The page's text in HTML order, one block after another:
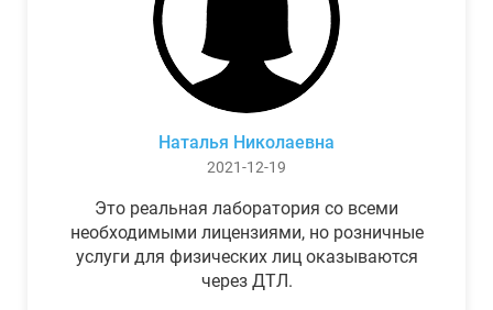
Наталья Николаевна
2021-12-19
Это реальная лаборатория со всеми
необходимыми лицензиями, но розничные
услуги для физических лиц оказываются
через ДТЛ.